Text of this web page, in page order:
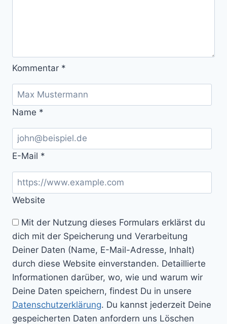
Kommentar *
Name *
E-Mail *
Website
Mit der Nutzung dieses Formulars erklärst du
dich mit der Speicherung und Verarbeitung
Deiner Daten (Name, E-Mail-Adresse, Inhalt)
durch diese Website einverstanden. Detaillierte
Informationen darüber, wo, wie und warum wir
Deine Daten speichern, findest Du in unsere
Datenschutzerklärung. Du kannst jederzeit Deine
gespeicherten Daten anfordern uns Löschen